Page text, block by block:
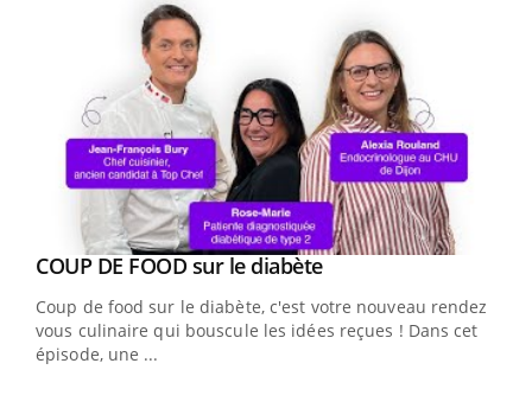
Youtube
COUP DE FOOD sur le diabèteYoutube
Coup de food sur le diabète, c'est votre nouveau rendez-
vous culinaire qui bouscule les idées reçues ! Dans cet
épisode, une ...